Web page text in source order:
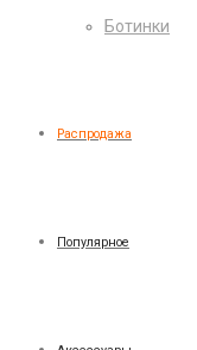
Ботинки
Распродажа
Популярное